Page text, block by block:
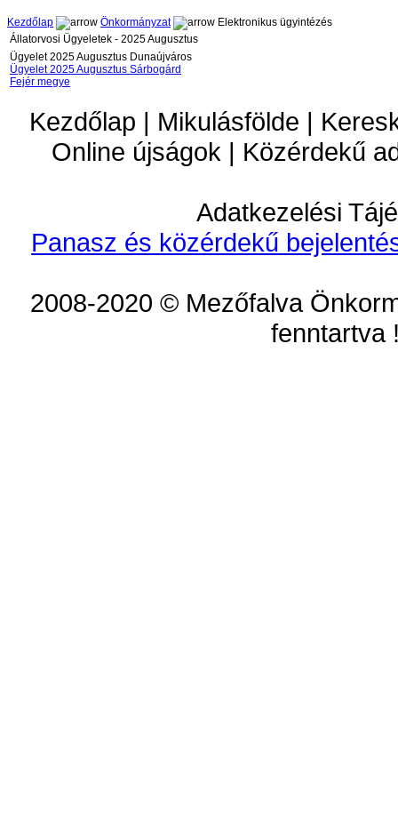
Kezdőlap Önkormányzat
Elektronikus ügyintézés
Állatorvosi Ügyeletek - 2025 Augusztus
Ügyelet 2025 Augusztus Dunaújváros
Ügyelet 2025 Augusztus Sárbogárd
Fejér megye
Kezdőlap | Mikulásfölde |
Online újságok | Közérdekű
Adatkezelési
Panasz és közérdekű
2008-2020 © Mezőfalva
fenntartva